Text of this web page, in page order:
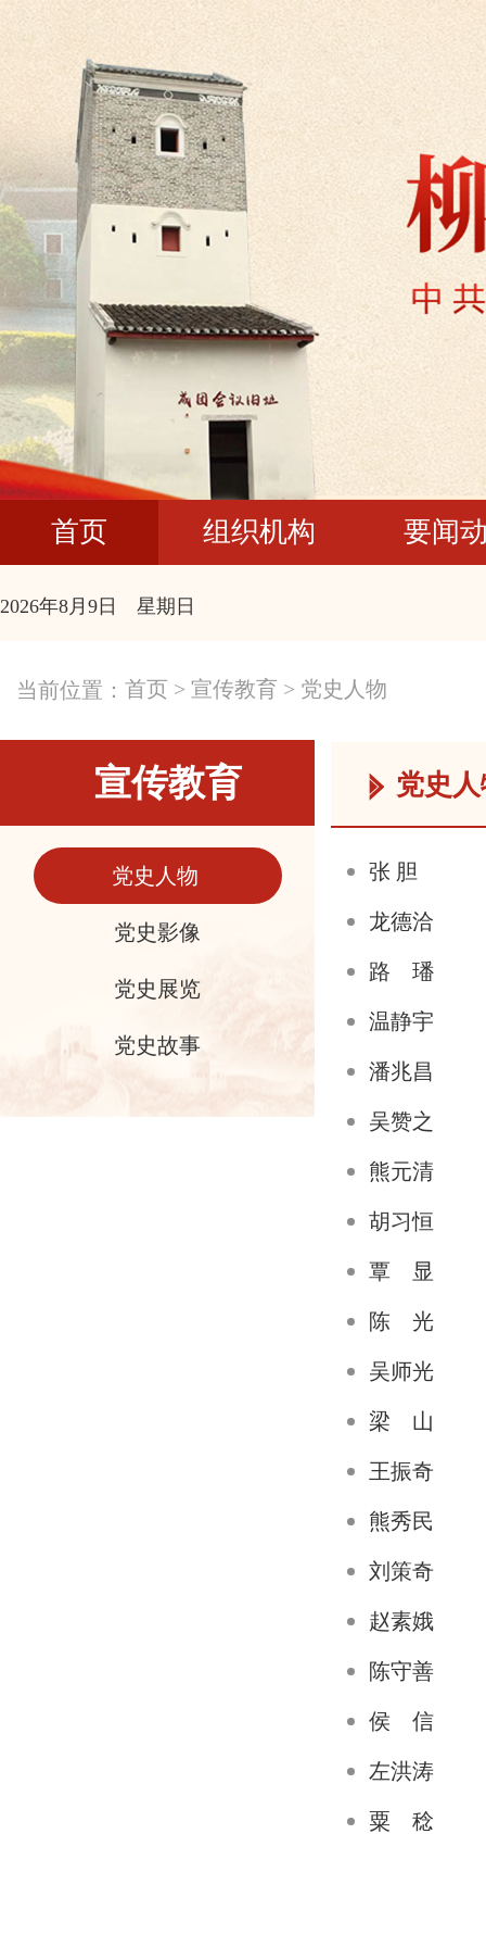
首页 组织机构 要闻
2026年8月9日 星期日
当前位置： 首页 > 宣传教育 > 党史人物
宣传教育
党史人物
党史影像
党史展览
党史故事
党史
张 胆
龙德洽
路 璠
温静宇
潘兆昌
吴赞之
熊元清
胡习恒
覃 显
陈 光
吴师光
梁 山
王振奇
熊秀民
刘策奇
赵素娥
陈守善
侯 信
左洪涛
粟 稔